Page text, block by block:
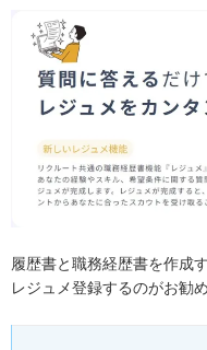
履歴書と職務経歴書を作成
レジュメ登録するのがお勧め